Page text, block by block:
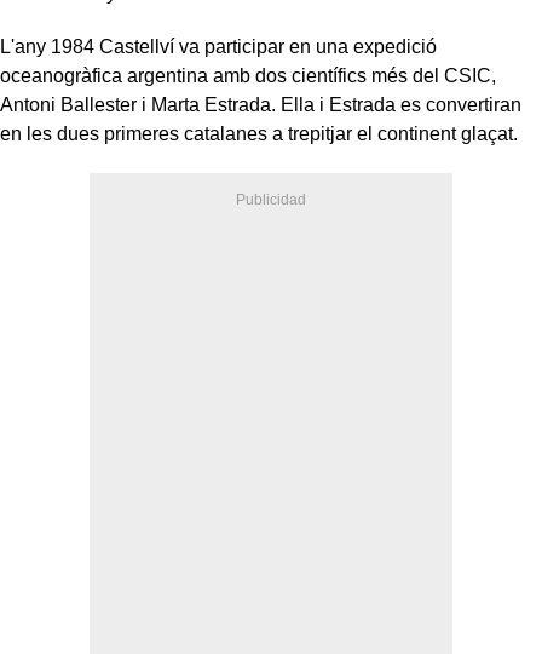
L'any 1984 Castellví va participar en una expedició
oceanogràfica argentina amb dos científics més del CSIC,
Antoni Ballester i Marta Estrada. Ella i Estrada es convertiran
en les dues primeres catalanes a trepitjar el continent glaçat.